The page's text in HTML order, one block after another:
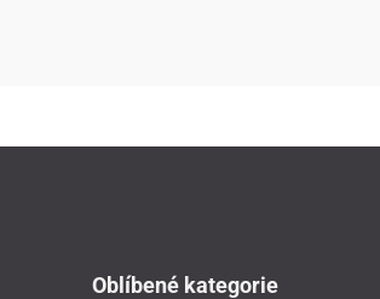
Oblíbené kategorie